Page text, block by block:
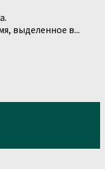
выделенное в...